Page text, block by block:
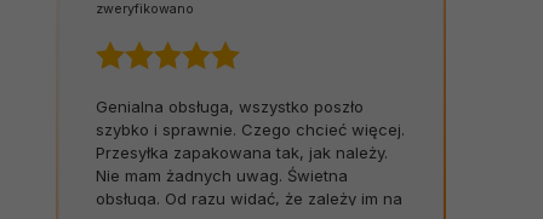
zweryfikowano
Genialna obsługa, wszystko poszło
szybko i sprawnie. Czego chcieć więcej.
Przesyłka zapakowana tak, jak należy.
Nie mam żadnych uwag. Świetna
obsługa. Od razu widać, że zależy im na